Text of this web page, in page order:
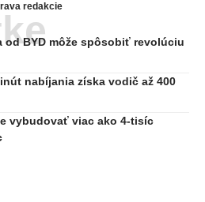
redakcie
od BYD môže spôsobiť revolúciu
nabíjania získa vodič až 400
vybudovať viac ako 4-tisíc